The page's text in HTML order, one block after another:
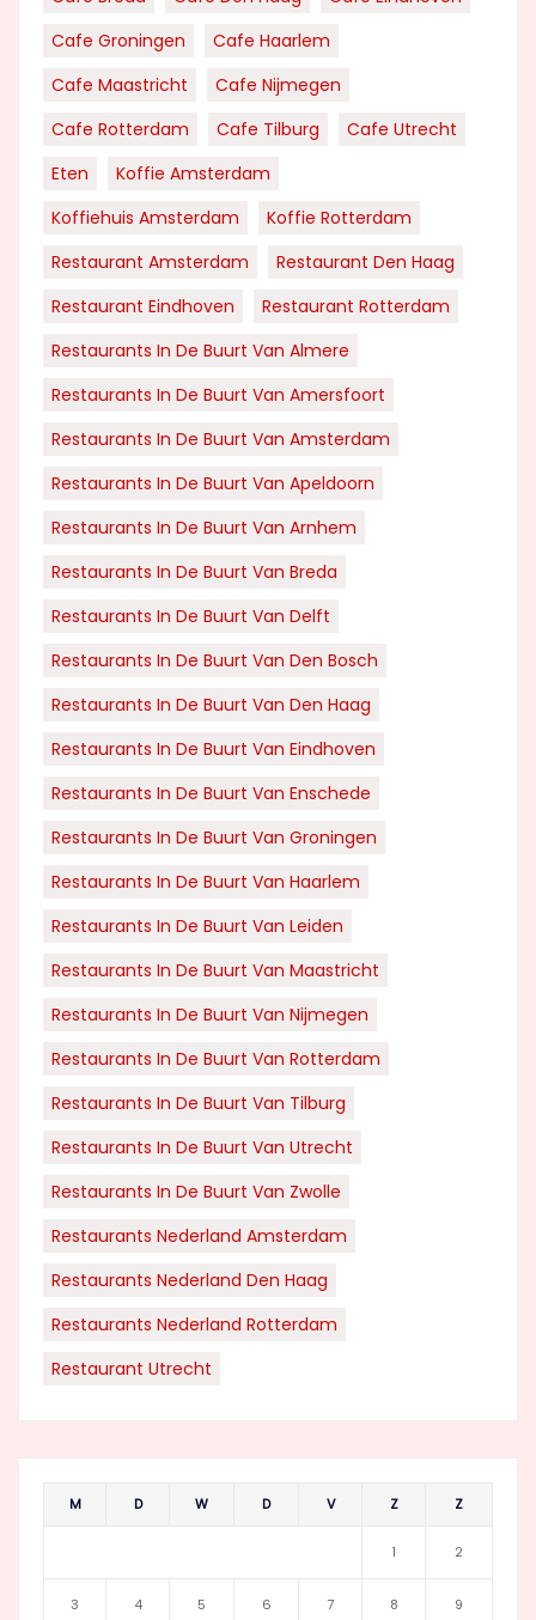
Cafe Groningen
Cafe Haarlem
Cafe Maastricht
Cafe Nijmegen
Cafe Rotterdam
Cafe Tilburg
Cafe Utrecht
Eten
Koffie Amsterdam
Koffiehuis Amsterdam
Koffie Rotterdam
Restaurant Amsterdam
Restaurant Den Haag
Restaurant Eindhoven
Restaurant Rotterdam
Restaurants In De Buurt Van Almere
Restaurants In De Buurt Van Amersfoort
Restaurants In De Buurt Van Amsterdam
Restaurants In De Buurt Van Apeldoorn
Restaurants In De Buurt Van Arnhem
Restaurants In De Buurt Van Breda
Restaurants In De Buurt Van Delft
Restaurants In De Buurt Van Den Bosch
Restaurants In De Buurt Van Den Haag
Restaurants In De Buurt Van Eindhoven
Restaurants In De Buurt Van Enschede
Restaurants In De Buurt Van Groningen
Restaurants In De Buurt Van Haarlem
Restaurants In De Buurt Van Leiden
Restaurants In De Buurt Van Maastricht
Restaurants In De Buurt Van Nijmegen
Restaurants In De Buurt Van Rotterdam
Restaurants In De Buurt Van Tilburg
Restaurants In De Buurt Van Utrecht
Restaurants In De Buurt Van Zwolle
Restaurants Nederland Amsterdam
Restaurants Nederland Den Haag
Restaurants Nederland Rotterdam
Restaurant Utrecht
M D W D V Z Z
1 2
3 4 5 6 7 8 9